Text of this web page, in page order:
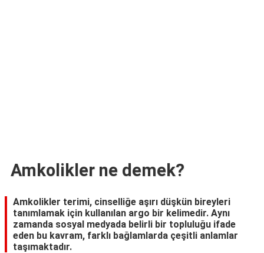
Amkolikler ne demek?
Amkolikler terimi, cinselliğe aşırı düşkün bireyleri
tanımlamak için kullanılan argo bir kelimedir. Aynı
zamanda sosyal medyada belirli bir topluluğu ifade
eden bu kavram, farklı bağlamlarda çeşitli anlamlar
taşımaktadır.